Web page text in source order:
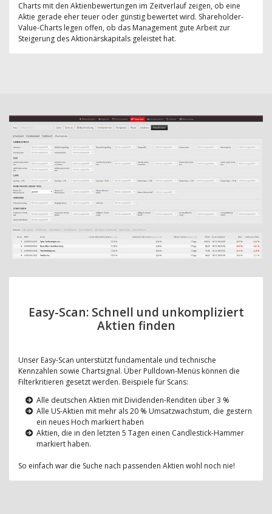
Charts mit den Aktienbewertungen im Zeitverlauf zeigen, ob eine
Aktie gerade eher teuer oder günstig bewertet wird. Shareholder-
Value-Charts legen offen, ob das Management gute Arbeit zur
Steigerung des Aktionärskapitals geleistet hat.
Easy-Scan: Schnell und unkompliziert
Aktien finden
Unser Easy-Scan unterstützt fundamentale und technische
Kennzahlen sowie Chartsignal. Über Pulldown-Menüs können die
Filterkritieren gesetzt werden. Beispiele für Scans:
Alle deutschen Aktien mit Dividenden-Renditen über 3 %
Alle US-Aktien mit mehr als 20 % Umsatzwachstum, die gestern
ein neues Hoch markiert haben
Aktien, die in den letzten 5 Tagen einen Candlestick-Hammer
markiert haben.
So einfach war die Suche nach passenden Aktien wohl noch nie!